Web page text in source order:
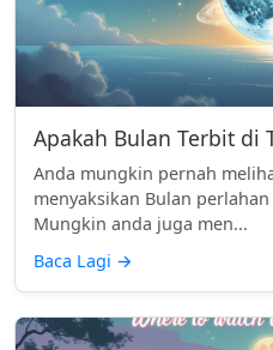
Apakah Bulan Terbit di
Anda mungkin pernah
menyaksikan Bulan
Mungkin anda juga men...
Baca Lagi →